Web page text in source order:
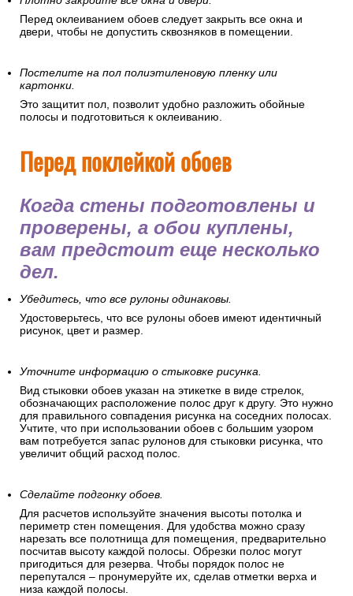
Перед оклеиванием обоев следует закрыть все окна и
двери, чтобы не допустить сквозняков в помещении.
Постелите на пол полиэтиленовую пленку или
картонки.
Это защитит пол, позволит удобно разложить обойные
полосы и подготовиться к оклеиванию.
Перед поклейкой обоев
Когда стены подготовлены и
проверены, а обои куплены,
вам предстоит еще несколько
дел.
Убедитесь, что все рулоны одинаковы.
Удостоверьтесь, что все рулоны обоев имеют идентичный
рисунок, цвет и размер.
Уточните информацию о стыковке рисунка.
Вид стыковки обоев указан на этикетке в виде стрелок,
обозначающих расположение полос друг к другу. Это нужно
для правильного совпадения рисунка на соседних полосах.
Учтите, что при использовании обоев с большим узором
вам потребуется запас рулонов для стыковки рисунка, что
увеличит общий расход полос.
Сделайте подгонку обоев.
Для расчетов используйте значения высоты потолка и
периметр стен помещения. Для удобства можно сразу
нарезать все полотнища для помещения, предварительно
посчитав высоту каждой полосы. Обрезки полос могут
пригодиться для резерва. Чтобы порядок полос не
перепутался – пронумеруйте их, сделав отметки верха и
низа каждой полосы.